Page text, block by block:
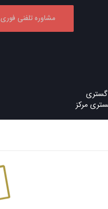
مشاوره تلفنی فوری
مرکز